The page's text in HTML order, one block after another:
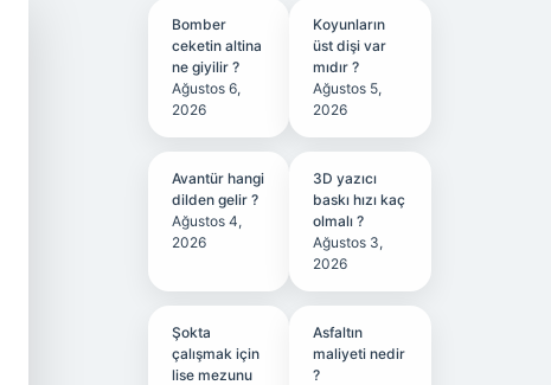
Bomber
ceketin altina
ne giyilir ?
Ağustos 6,
2026
Koyunların
üst dişi var
mıdır ?
Ağustos 5,
2026
Avantür hangi
dilden gelir ?
Ağustos 4,
2026
3D yazıcı
baskı hızı kaç
olmalı ?
Ağustos 3,
2026
Şokta
çalışmak için
lise mezunu
Asfaltın
maliyeti nedir
?